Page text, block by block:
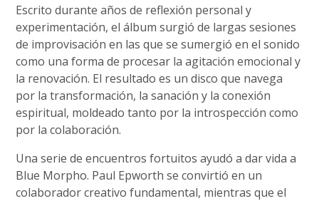
Escrito durante años de reflexión personal y
experimentación, el álbum surgió de largas sesiones
de improvisación en las que se sumergió en el sonido
como una forma de procesar la agitación emocional y
la renovación. El resultado es un disco que navega
por la transformación, la sanación y la conexión
espiritual, moldeado tanto por la introspección como
por la colaboración.
Una serie de encuentros fortuitos ayudó a dar vida a
Blue Morpho. Paul Epworth se convirtió en un
colaborador creativo fundamental, mientras que el